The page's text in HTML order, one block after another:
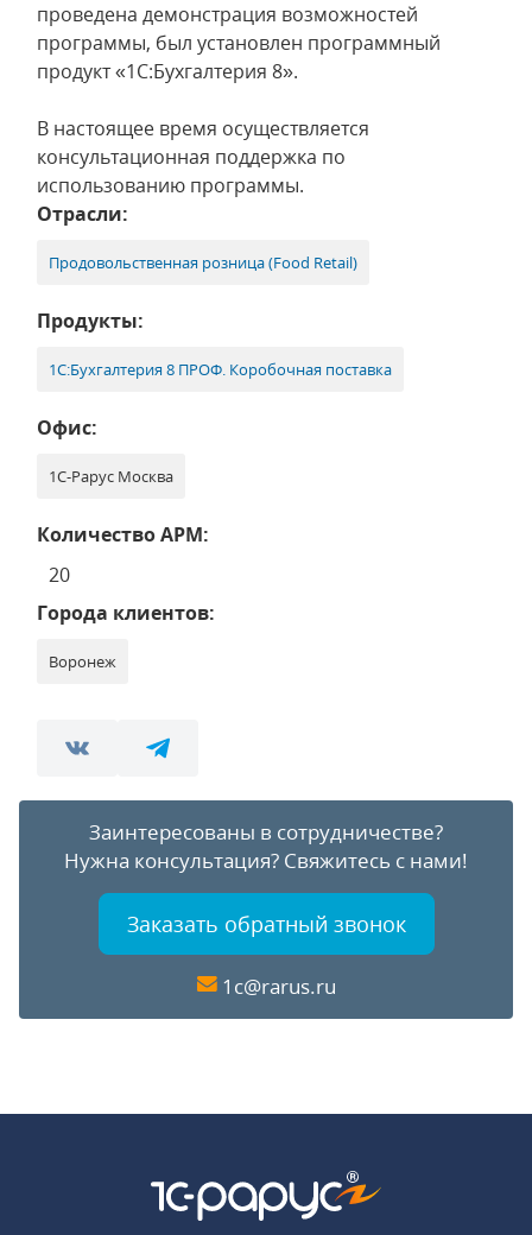
проведена демонстрация возможностей
программы, был установлен программный
продукт «1С:Бухгалтерия 8».
В настоящее время осуществляется
консультационная поддержка по
использованию программы.
Отрасли:
Продовольственная розница (Food Retail)
Продукты:
1С:Бухгалтерия 8 ПРОФ. Коробочная поставка
Офис:
1С-Рарус Москва
Количество АРМ:
20
Города клиентов:
Воронеж
Заинтересованы в сотрудничестве?
Нужна консультация? Свяжитесь с нами!
Заказать обратный звонок
1c@rarus.ru